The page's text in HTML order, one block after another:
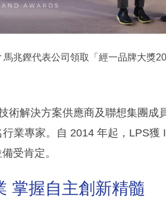
馬兆鏗代表公司領取「經一品牌大獎
術解決方案供應商及聯想集團成
業專家。自 2014 年起，LPS
受肯定。
掌握自主創新精髓